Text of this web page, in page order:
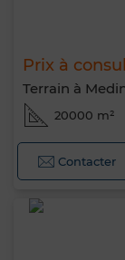
Prix à
Terrain à
20000 m²
Contacter